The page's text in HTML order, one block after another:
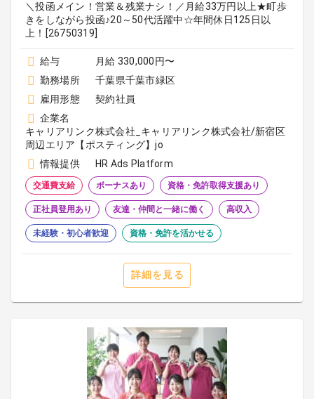
＼投函メイン！営業＆残業ナシ！／月給33万円以上★町歩
きをしながら投函♪20～50代活躍中☆年間休日125日以
上！[26750319]
給与
月給 330,000円〜
勤務場所
千葉県千葉市緑区
雇用形態
契約社員
企業名
キャリアリンク株式会社_キャリアリンク株式会社/新宿区
周辺エリア【ポスティング】jo
情報提供
HR Ads Platform
交通費支給 ボーナスあり 資格・免許取得支援あり
正社員登用あり 友達・仲間と一緒に働く 高収入
未経験・初心者歓迎 資格・免許を活かせる
詳細を見る